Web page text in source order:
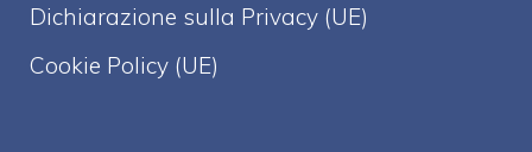
Dichiarazione sulla Privacy (UE)
Cookie Policy (UE)